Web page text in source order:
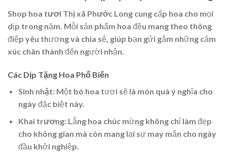
Shop hoa tươi Thị xã Phước Long cung cấp hoa cho mọi
dịp trong năm. Mỗi sản phẩm hoa đều mang theo thông
điệp yêu thương và chia sẻ, giúp bạn gửi gắm những cảm
xúc chân thành đến người nhận.
Các Dịp Tặng Hoa Phổ Biến
Sinh nhật: Một bó hoa tươi sẽ là món quà ý nghĩa cho
ngày đặc biệt này.
Khai trương: Lẵng hoa chúc mừng không chỉ làm đẹp
cho không gian mà còn mang lại sự may mắn cho ngày
đầu khởi nghiệp.